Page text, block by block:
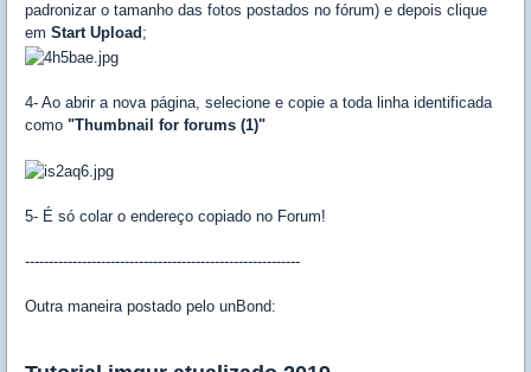
padronizar o tamanho das fotos postados no fórum) e depois clique
em Start Upload ;
4- Ao abrir a nova página, selecione e copie a toda linha identificada
como "Thumbnail for forums (1)"
5- É só colar o endereço copiado no Forum!
----------------------------------------------------------
Outra maneira postado pelo unBond: